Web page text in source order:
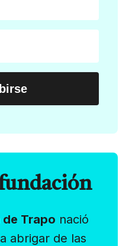
de Trapo nació
abrigar de las